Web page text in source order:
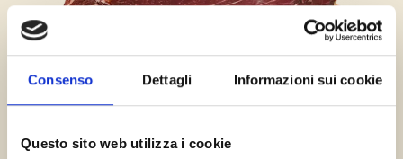
Consenso Dettagli Informazioni sui cookie
Questo sito web utilizza i cookie
SCOPRI DI PIÙ